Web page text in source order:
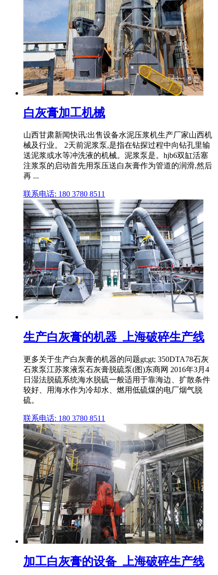
白灰膏加工机械
山西甘肃新闻快讯:出售设备水泥压浆机生产厂家山西机
械及行业。 2天前泥浆泵,是指在钻探过程中向钻孔里输
送泥浆或水等冲洗液的机械。泥浆泵是。hjb6双缸活塞
注浆泵的启动首先用泵压送白灰膏作为管道的润滑,然后
再 ...
联系电话: 180 3780 8511
生产白灰膏的机器_上海破碎生产线
更多关于生产白灰膏的机器的问题gt;gt; 350DTA78石灰
石浆泵江苏浆液泵石灰膏脱硫泵(图)东商网 2016年3月4
日湿法脱硫系统海水脱硫一般适用于靠海边、扩散条件
较好、用海水作为冷却水、燃用低硫煤的电厂烟气脱
硫。
联系电话: 180 3780 8511
加工白灰膏的设备_上海破碎生产线